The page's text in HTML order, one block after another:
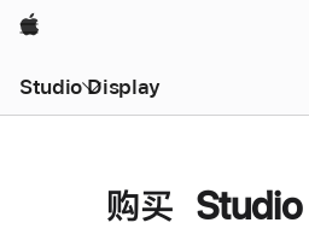
Apple
Studio Display
购买